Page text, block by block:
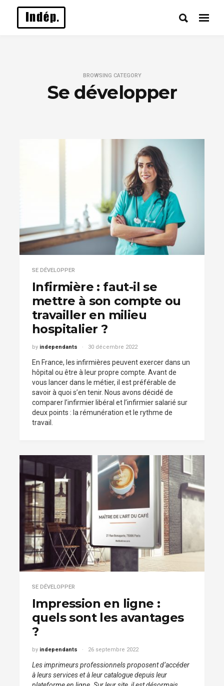
BROWSING CATEGORY
Se développer
SE DÉVELOPPER
Infirmière : faut-il se
mettre à son compte ou
travailler en milieu
hospitalier ?
by independants 30 décembre 2022
En France, les infirmières peuvent exercer dans un
hôpital ou être à leur propre compte. Avant de
vous lancer dans le métier, il est préférable de
savoir à quoi s’en tenir. Nous avons décidé de
comparer l’infirmier libéral et l’infirmier salarié sur
deux points : la rémunération et le rythme de
travail.
SE DÉVELOPPER
Impression en ligne :
quels sont les avantages
?
by independants 26 septembre 2022
Les imprimeurs professionnels proposent d’accéder
à leurs services et à leur catalogue depuis leur